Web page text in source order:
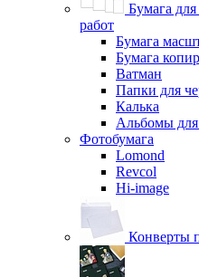
Бумага
работ
Бумага
Бумага
Ватман
Папки для
Калька
Альбомы для
Фотобумага
Lomond
Revcol
Hi-image
Конверты